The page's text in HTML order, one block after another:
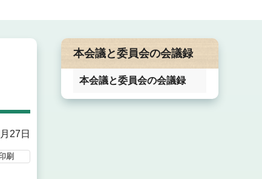
27日
刷
本会議と委員会の会議録
本会議と委員会の会議録